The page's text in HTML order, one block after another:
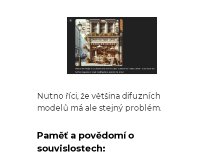
Nutno říci, že většina difuzních
modelů má ale stejný problém.
Paměť a povědomí o
souvislostech: